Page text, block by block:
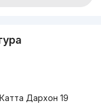
Дархон 19